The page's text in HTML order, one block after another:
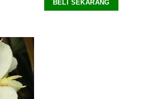
BELI SEKARANG